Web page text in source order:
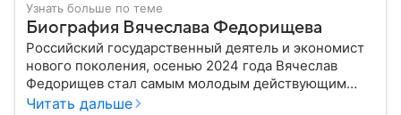
Узнать больше по теме
Биография Вячеслава Федорищева
Российский государственный деятель и экономист
нового поколения, осенью 2024 года Вячеслав
Федорищев стал самым молодым действующим
главой субъекта в РФ. Возглавивший Самарскую
Читать дальше